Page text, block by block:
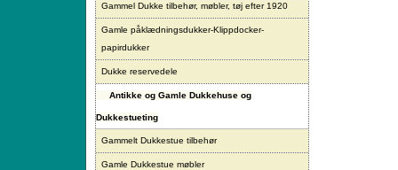
Gammel Dukke tilbehør, møbler, tøj efter 1920
Gamle påklædningsdukker-Klippdocker-
papirdukker
Dukke reservedele
Antikke og Gamle Dukkehuse og
Dukkestueting
Gammelt Dukkestue tilbehør
Gamle Dukkestue møbler